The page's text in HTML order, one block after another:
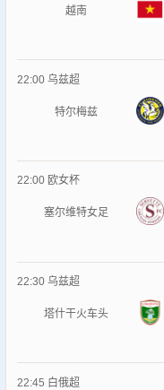
越南
22:00 乌兹超
特尔梅兹
22:00 欧女杯
塞尔维特女足
22:30 乌兹超
塔什干火车头
22:45 白俄超